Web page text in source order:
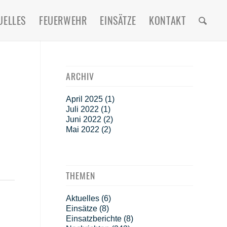
FEUERWEHR EINSÄTZE KONTAKT
ARCHIV
April 2025(1)
Juli 2022 (1)
Juni 2022 (2)
Mai 2022 (2)
THEMEN
Aktuelles(6)
Einsätze(8)
Einsatzberichte(8)